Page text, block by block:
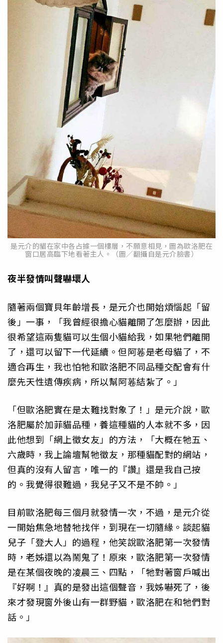
是元介的貓在家中各占據一個樓層，不願意相見，圖為歐洛肥在
窗口居高臨下地看著主人。（圖／翻攝自是元介臉書）
夜半發情叫聲嚇壞人
隨著兩個寶貝年齡增長，是元介也開始煩惱起「留
後」一事，「我曾經很擔心貓離開了怎麼辦，因此
很希望這兩隻貓可以生個小貓給我，如果牠們離開
了，還可以留下一代延續。但阿菤是老母貓了，不
適合再生，我也怕牠和歐洛肥不同品種交配會有什
麼先天性遺傳疾病，所以幫阿菤結紮了。」
「但歐洛肥實在是太難找對象了！」是元介說，歐
洛肥屬於加菲貓品種，養這種貓的人本就不多，因
此他想到「網上徵女友」的方法，「大概在牠五、
六歲時，我上論壇幫牠徵友，那種貓配對的網站，
但真的沒有人留言，唯一的『讚』還是我自己按
的。我覺得很難過，我兒子又不是不帥。」
目前歐洛肥每三個月就發情一次，不過，是元介從
一開始焦急地替牠找伴，到現在一切隨緣。談起貓
兒子「登大人」的過程，他笑說歐洛肥第一次發情
時，老姊還以為鬧鬼了！原來，歐洛肥第一次發情
是在某個夜晚的凌晨三、四點，「牠對著窗戶喊出
『好啊！』真的是發出這個聲音，我姊嚇死了，後
來才發現窗外後山有一群野貓，歐洛肥在和牠們對
話。」